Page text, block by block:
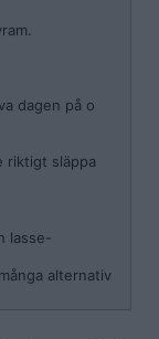
dagen på o
riktigt släppa
lasse-
alternativ